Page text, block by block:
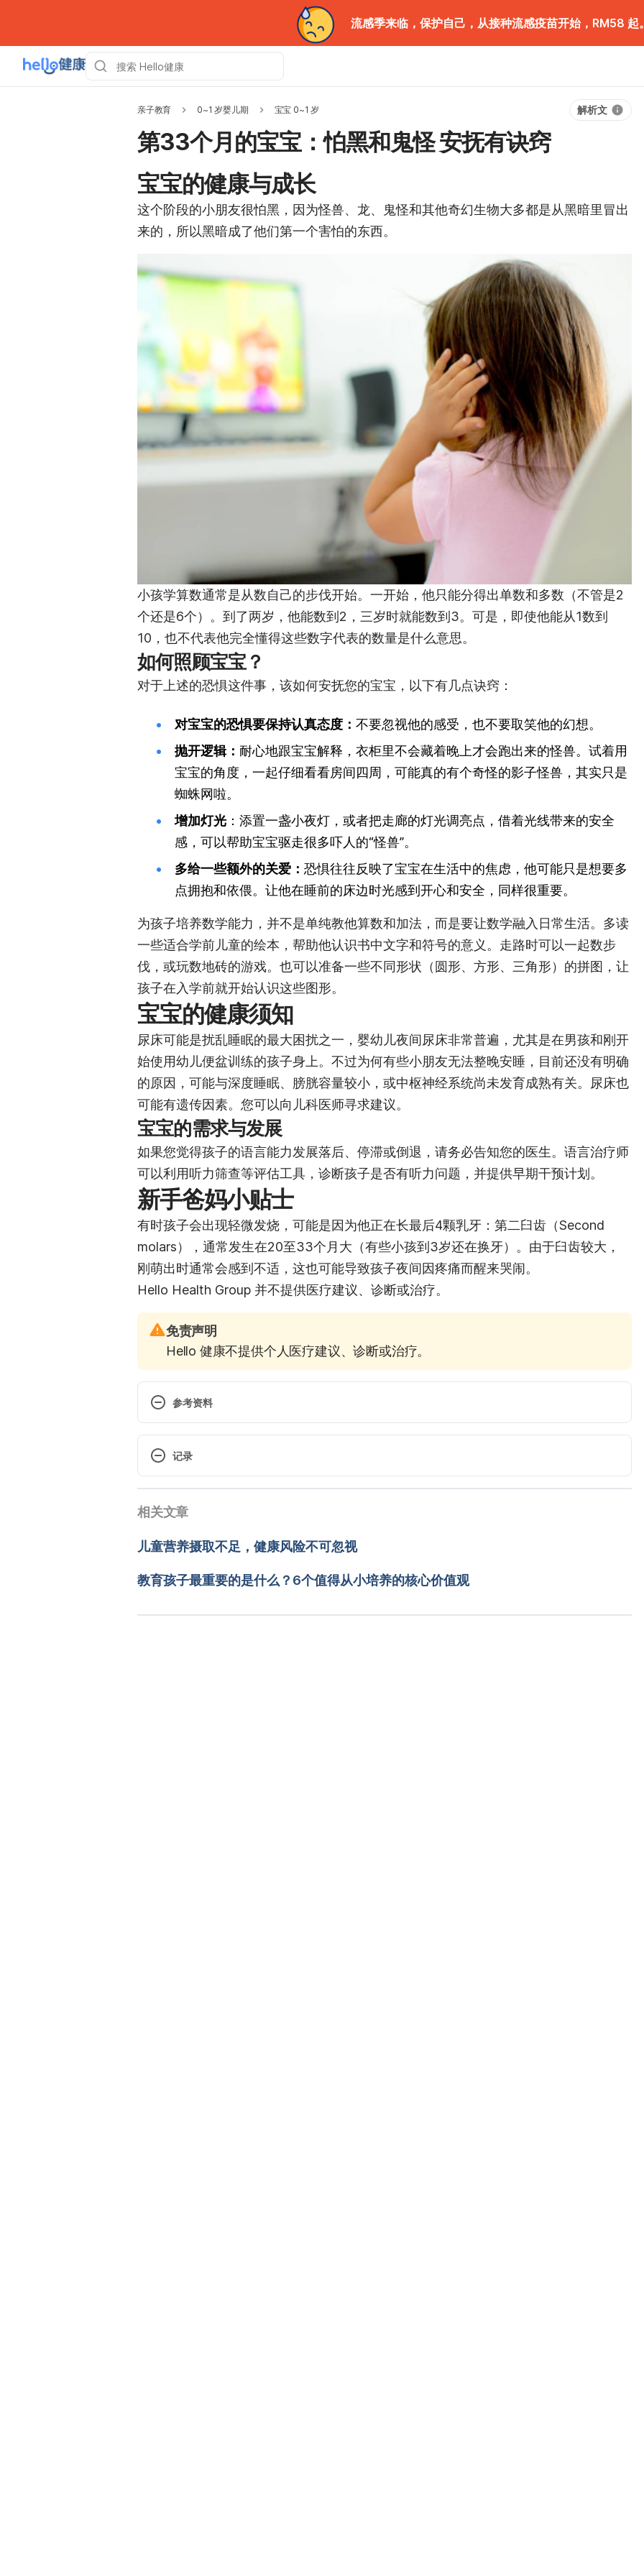
流感季来临，保护自己，从接种流感疫苗开始，RM58 起
亲子教育 0~1 岁婴儿期 宝宝 0~1 岁 解析文
第33个月的宝宝：怕黑和鬼怪 安抚有诀窍
宝宝的健康与成长
这个阶段的小朋友很怕黑，因为怪兽、龙、鬼怪和其他奇幻生物大多都是从黑暗里冒出
来的，所以黑暗成了他们第一个害怕的东西。
小孩学算数通常是从数自己的步伐开始。一开始，他只能分得出单数和多数（不管是2
个还是6个）。到了两岁，他能数到2，三岁时就能数到3。可是，即使他能从1数到
10，也不代表他完全懂得这些数字代表的数量是什么意思。
如何照顾宝宝？
对于上述的恐惧这件事，该如何安抚您的宝宝，以下有几点诀窍：
对宝宝的恐惧要保持认真态度： 不要忽视他的感受，也不要取笑他的幻想。
抛开逻辑： 耐心地跟宝宝解释，衣柜里不会藏着晚上才会跑出来的怪兽。试着用
宝宝的角度，一起仔细看看房间四周，可能真的有个奇怪的影子怪兽，其实只是
蜘蛛网啦。
增加灯光 ：添置一盏小夜灯，或者把走廊的灯光调亮点，借着光线带来的安全
感，可以帮助宝宝驱走很多吓人的“怪兽”。
多给一些额外的关爱 ： 恐惧往往反映了宝宝在生活中的焦虑，他可能只是想要多
点拥抱和依偎。让他在睡前的床边时光感到开心和安全，同样很重要。
为孩子培养数学能力，并不是单纯教他算数和加法，而是要让数学融入日常生活。多读
一些适合学前儿童的绘本，帮助他认识书中文字和符号的意义。走路时可以一起数步
伐，或玩数地砖的游戏。也可以准备一些不同形状（圆形、方形、三角形）的拼图，让
孩子在入学前就开始认识这些图形。
宝宝的健康须知
尿床可能是扰乱睡眠的最大困扰之一，婴幼儿夜间尿床非常普遍，尤其是在男孩和刚开
始使用幼儿便盆训练的孩子身上。不过为何有些小朋友无法整晚安睡，目前还没有明确
的原因，可能与深度睡眠、膀胱容量较小，或中枢神经系统尚未发育成熟有关。尿床也
可能有遗传因素。您可以向儿科医师寻求建议。
宝宝的需求与发展
如果您觉得孩子的语言能力发展落后、停滞或倒退，请务必告知您的医生。语言治疗师
可以利用听力筛查等评估工具，诊断孩子是否有听力问题，并提供早期干预计划。
新手爸妈小贴士
有时孩子会出现轻微发烧，可能是因为他正在长最后4颗乳牙：第二臼齿（Second
molars），通常发生在20至33个月大（有些小孩到3岁还在换牙）。由于臼齿较大，
刚萌出时通常会感到不适，这也可能导致孩子夜间因疼痛而醒来哭闹。
Hello Health Group 并不提供医疗建议、诊断或治疗。
免责声明
Hello 健康不提供个人医疗建议、诊断或治疗。
参考资料
Your 33-month-old: Taming fears. http://www.babycenter.com/6_your-33-month-old-
taming-fears_5912.bc. Accessed June 3, 2015.
old-teethings-last-gasp_10329574.bc. Accessed June 3, 2015.
Your 33-month-old: Language milestones. http://www.babycenter.com/6_your-33-
记录
2025/07/04
醫學審稿： 賴建翰醫師
Jeff Ong 更新
相关文章
儿童营养摄取不足，健康风险不可忽视
教育孩子最重要的是什么？6个值得从小培养的核心价值观